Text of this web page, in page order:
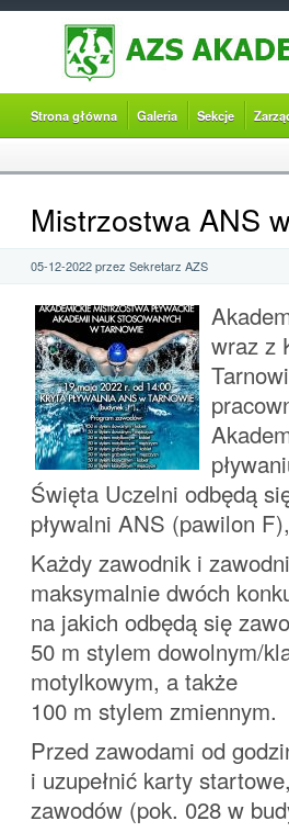
Strona główna Galeria Sekcje
Mistrzostwa ANS
05-12-2022 przez Sekretarz AZS
wraz z
Święta Uczelni odbędą
pływalni ANS (pawilon
Każdy zawodnik i
maksymalnie dwóch
na jakich odbędą się
50 m stylem dowolnym/
motylkowym, a także
100 m stylem zmiennym.
Przed zawodami od
i uzupełnić karty
zawodów (pok. 028 w